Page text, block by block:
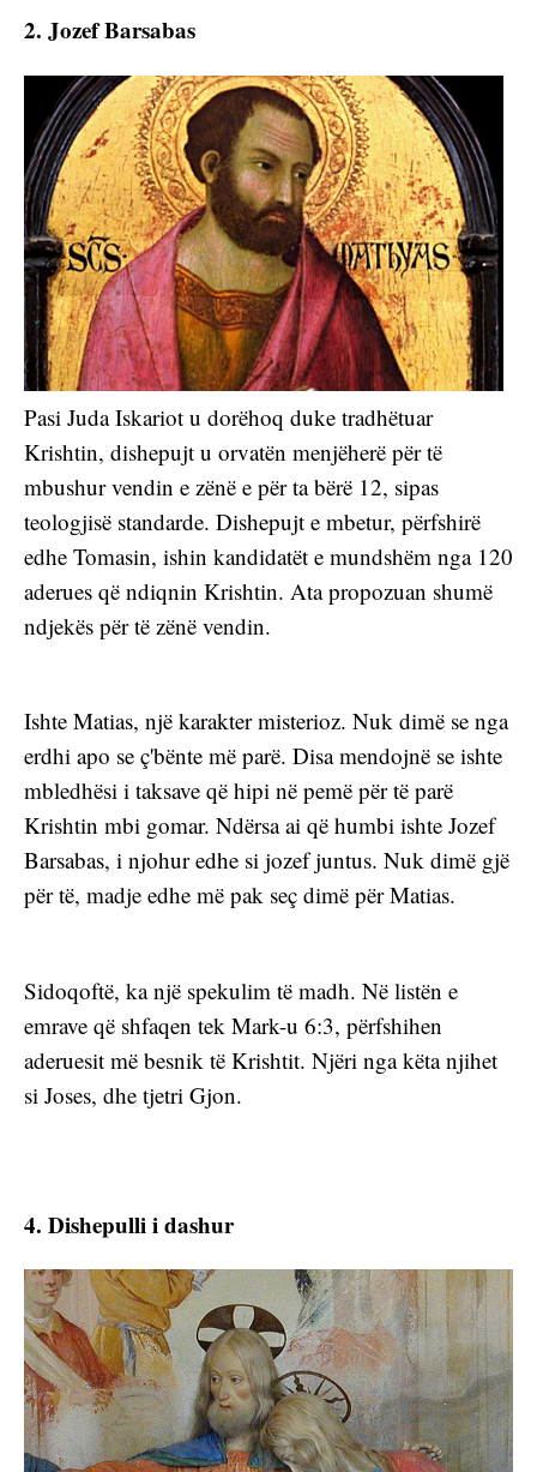
2. Jozef Barsabas
Pasi Juda Iskariot u dorëhoq duke tradhëtuar
Krishtin, dishepujt u orvatën menjëherë për të
mbushur vendin e zënë e për ta bërë 12, sipas
teologjisë standarde. Dishepujt e mbetur, përfshirë
edhe Tomasin, ishin kandidatët e mundshëm nga 120
aderues që ndiqnin Krishtin. Ata propozuan shumë
ndjekës për të zënë vendin.
Ishte Matias, një karakter misterioz. Nuk dimë se nga
erdhi apo se ç'bënte më parë. Disa mendojnë se ishte
mbledhësi i taksave që hipi në pemë për të parë
Krishtin mbi gomar. Ndërsa ai që humbi ishte Jozef
Barsabas, i njohur edhe si jozef juntus. Nuk dimë gjë
për të, madje edhe më pak seç dimë për Matias.
Sidoqoftë, ka një spekulim të madh. Në listën e
emrave që shfaqen tek Mark-u 6:3, përfshihen
aderuesit më besnik të Krishtit. Njëri nga këta njihet
si Joses, dhe tjetri Gjon.
4. Dishepulli i dashur